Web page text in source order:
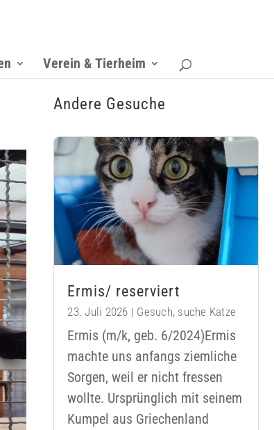
Verein & Tierheim
Andere Gesuche
Ermis/ reserviert
23. Juli 2026 | Gesuch, suche Katze
Ermis (m/k, geb. 6/2024)Ermis
machte uns anfangs ziemliche
Sorgen, weil er nicht fressen
wollte. Ursprünglich mit seinem
Kumpel aus Griechenland